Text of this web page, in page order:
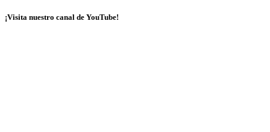
¡Visita nuestro canal de YouTube!